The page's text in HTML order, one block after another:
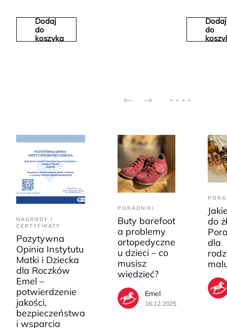
Dodaj
do
koszyka
Dodaj
do
NAGRODY I
CERTYFIKATY
Pozytywna
Opinia Instytutu
Matki i Dziecka
dla Roczków
Emel –
potwierdzenie
jakości,
bezpieczeństwa
i wsparcia
PORADNIKI
Buty barefoot
a problemy
ortopedyczne
u dzieci – co
musisz
wiedzieć?
Emel
16.12.2025
do
dla